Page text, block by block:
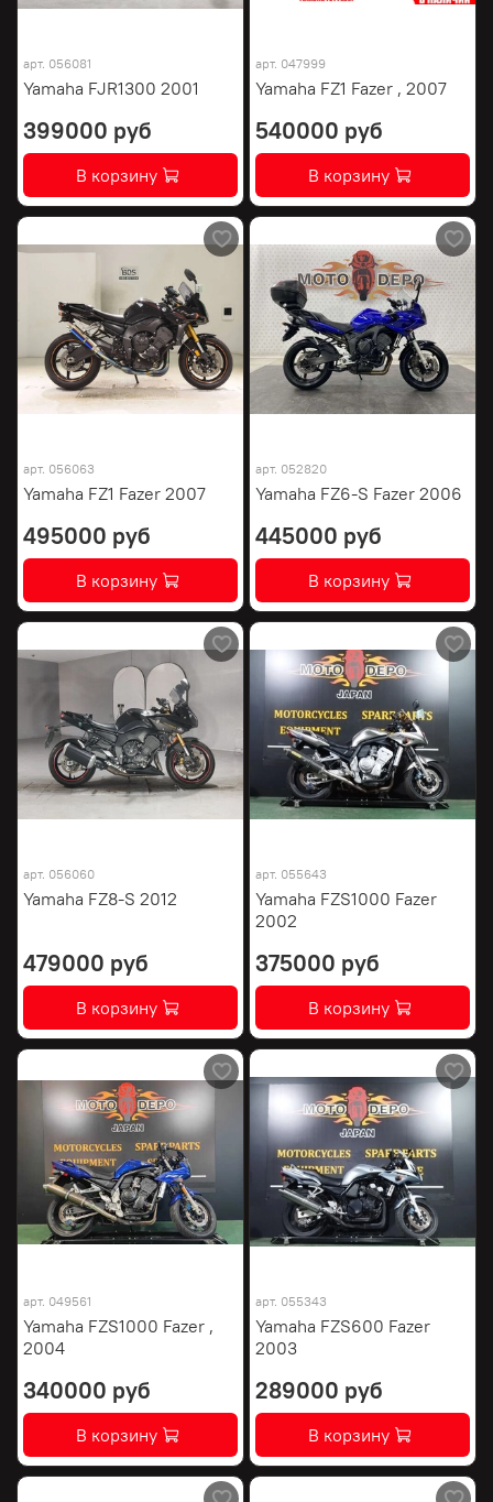
арт. 056081
Yamaha FJR1300 2001
399000 руб
В корзину
арт. 047999
Yamaha FZ1 Fazer , 2007
540000 руб
В корзину
арт. 056063
Yamaha FZ1 Fazer 2007
495000 руб
В корзину
арт. 052820
Yamaha FZ6-S Fazer 2006
445000 руб
В корзину
арт. 056060
Yamaha FZ8-S 2012
479000 руб
В корзину
арт. 055643
Yamaha FZS1000 Fazer
2002
375000 руб
В корзину
арт. 049561
Yamaha FZS1000 Fazer ,
2004
340000 руб
В корзину
арт. 055343
Yamaha FZS600 Fazer
2003
289000 руб
В корзину